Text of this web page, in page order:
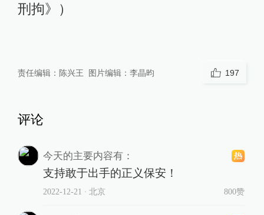
刑拘》）
责任编辑： 陈兴王 图片编辑： 李晶昀 197
评论
今天的主要内容有：
支持敢于出手的正义保安！
2022-12-21 ∙ 北京 800赞